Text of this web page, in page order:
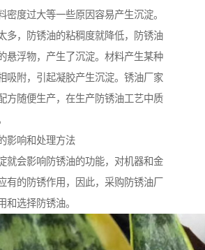
密度过大等一些原因容易产生沉淀。
多，防锈油的粘稠度就降低，防锈油
悬浮物，产生了沉淀。材料产生某种
吸附，引起凝胶产生沉淀。锈油厂家
方随便生产，在生产防锈油工艺中质
影响和处理方法
就会影响防锈油的功能，对机器和金
有的防锈作用，因此，采购防锈油厂
和选择防锈油。